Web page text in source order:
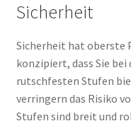
Sicherheit
Sicherheit hat oberste
konzipiert, dass Sie bei
rutschfesten Stufen
verringern das Risiko
Stufen sind breit und